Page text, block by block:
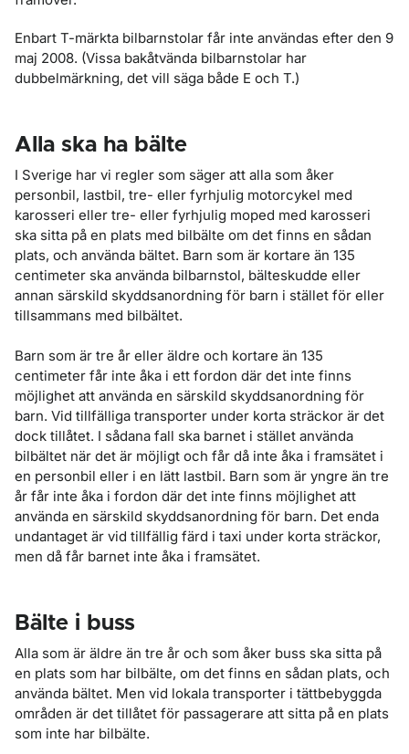
Enbart T-märkta bilbarnstolar får inte användas efter den 9
maj 2008. (Vissa bakåtvända bilbarnstolar har
dubbelmärkning, det vill säga både E och T.)
Alla ska ha bälte
I Sverige har vi regler som säger att alla som åker
personbil, lastbil, tre- eller fyrhjulig motorcykel med
karosseri eller tre- eller fyrhjulig moped med karosseri
ska sitta på en plats med bilbälte om det finns en sådan
plats, och använda bältet. Barn som är kortare än 135
centimeter ska använda bilbarnstol, bälteskudde eller
annan särskild skyddsanordning för barn i stället för eller
tillsammans med bilbältet.
Barn som är tre år eller äldre och kortare än 135
centimeter får inte åka i ett fordon där det inte finns
möjlighet att använda en särskild skyddsanordning för
barn. Vid tillfälliga transporter under korta sträckor är det
dock tillåtet. I sådana fall ska barnet i stället använda
bilbältet när det är möjligt och får då inte åka i framsätet i
en personbil eller i en lätt lastbil. Barn som är yngre än tre
år får inte åka i fordon där det inte finns möjlighet att
använda en särskild skyddsanordning för barn. Det enda
undantaget är vid tillfällig färd i taxi under korta sträckor,
men då får barnet inte åka i framsätet.
Bälte i buss
Alla som är äldre än tre år och som åker buss ska sitta på
en plats som har bilbälte, om det finns en sådan plats, och
använda bältet. Men vid lokala transporter i tättbebyggda
områden är det tillåtet för passagerare att sitta på en plats
som inte har bilbälte.